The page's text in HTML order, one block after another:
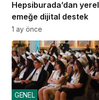
Hepsiburada’dan yerel
emeğe dijital destek
1 ay önce
GENEL